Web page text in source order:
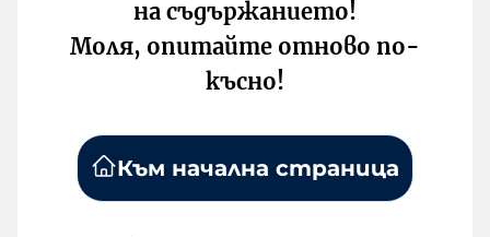
на съдържанието!
Моля, опитайте отново по-
късно!
Към начална страница